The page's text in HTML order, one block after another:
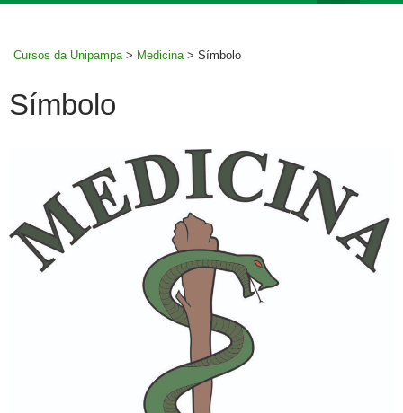
Cursos da Unipampa > Medicina > Símbolo
Símbolo